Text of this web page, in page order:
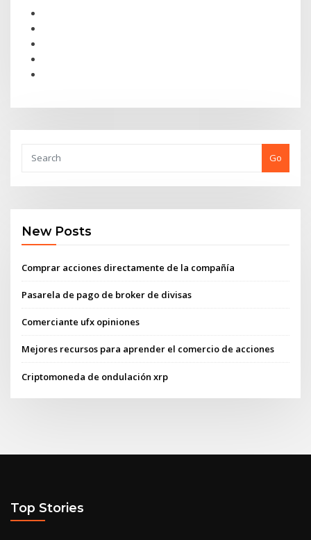
Go
New Posts
Comprar acciones directamente de la compañía
Pasarela de pago de broker de divisas
Comerciante ufx opiniones
Mejores recursos para aprender el comercio de acciones
Criptomoneda de ondulación xrp
Top Stories